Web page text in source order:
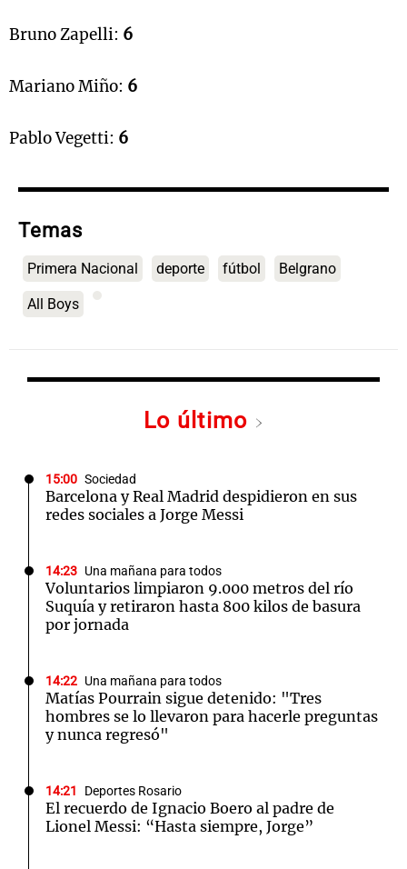
Bruno Zapelli: 6
Mariano Miño: 6
Pablo Vegetti: 6
Temas
Primera Nacional deporte fútbol Belgrano
All Boys
Lo último
15:00 Sociedad
Barcelona y Real Madrid despidieron en sus
redes sociales a Jorge Messi
14:23 Una mañana para todos
Voluntarios limpiaron 9.000 metros del río
Suquía y retiraron hasta 800 kilos de basura
por jornada
14:22 Una mañana para todos
Matías Pourrain sigue detenido: "Tres
hombres se lo llevaron para hacerle preguntas
y nunca regresó"
14:21 Deportes Rosario
El recuerdo de Ignacio Boero al padre de
Lionel Messi: “Hasta siempre, Jorge”